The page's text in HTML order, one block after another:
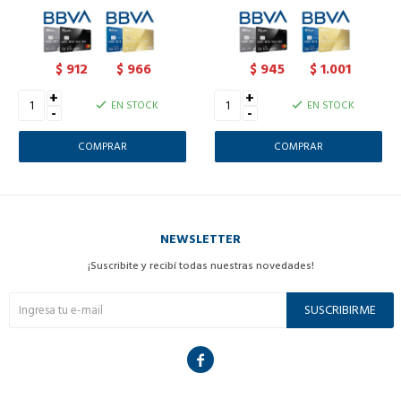
$ 912 $ 966
+
- EN STOCK
$ 945 $1.001
+
- EN STOCK
NEWSLETTER
¡Suscribite y recibí todas nuestras novedades!
SUSCRIBIRME
